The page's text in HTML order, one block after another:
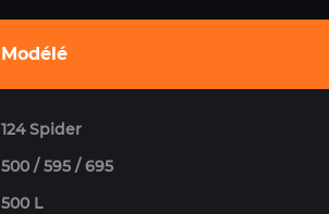
Modélé
124 Spider
500 / 595 / 695
500 L